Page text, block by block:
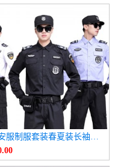
保安服制服套装春夏装长袖衬衫